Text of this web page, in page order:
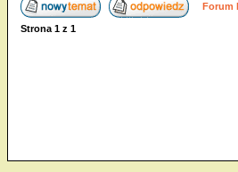
Forum
Strona 1 z 1